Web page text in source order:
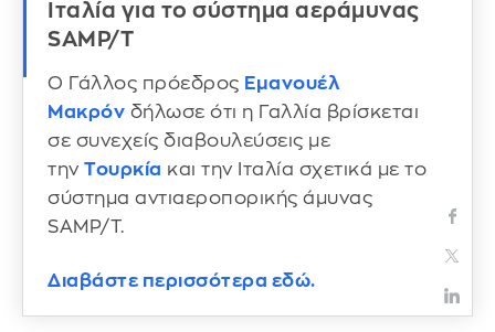
Ιταλία για το σύστημα αεράμυνας
SAMP/T
Ο Γάλλος πρόεδρος Εμανουέλ
Μακρόν δήλωσε ότι η Γαλλία βρίσκεται
σε συνεχείς διαβουλεύσεις με
την Τουρκία και την Ιταλία σχετικά με το
σύστημα αντιαεροπορικής άμυνας
SAMP/T.
Διαβάστε περισσότερα εδώ.